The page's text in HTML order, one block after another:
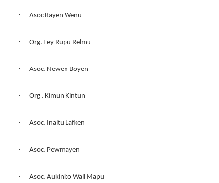
· Asoc Rayen Wenu
· Org. Fey Rupu Relmu
· Asoc. Newen Boyen
· Org . Kimun Kintun
· Asoc. Inaltu Lafken
· Asoc. Pewmayen
· Asoc. Aukinko Wall Mapu